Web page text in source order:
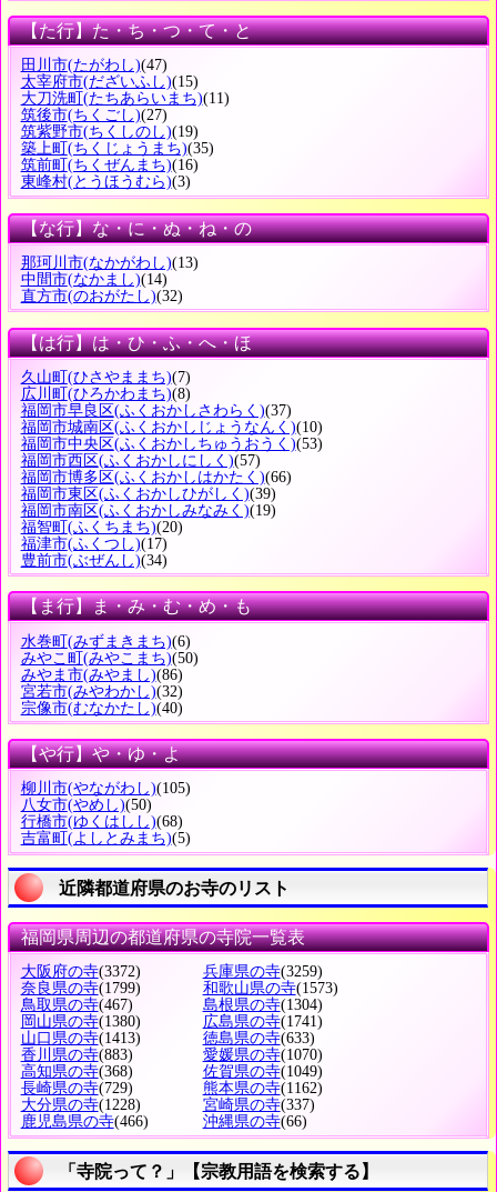
【た行】た・ち・つ・て・と
田川市(たがわし)(47)
太宰府市(だざいふし)(15)
大刀洗町 (たちあらいまち)(11)
筑後市(ちくごし)(27)
筑紫野市(ちくしのし)(19)
築上町 (ちくじょうまち)(35)
筑前町 (ちくぜんまち)(16)
東峰村(とうほうむら)(3)
【な行】な・に・ぬ・ね・の
那珂川市(なかがわし)(13)
中間市(なかまし)(14)
直方市(のおがたし)(32)
【は行】は・ひ・ふ・へ・ほ
久山町 (ひさやままち)(7)
広川町 (ひろかわまち)(8)
福岡市早良区(ふくおかしさわらく)(37)
福岡市城南区(ふくおかしじょうなんく)(10)
福岡市中央区(ふくおかしちゅうおうく)(53)
福岡市西区(ふくおかしにしく)(57)
福岡市博多区(ふくおかしはかたく)(66)
福岡市東区(ふくおかしひがしく)(39)
福岡市南区(ふくおかしみなみく)(19)
福智町 (ふくちまち)(20)
福津市(ふくつし)(17)
豊前市(ぶぜんし)(34)
【ま行】ま・み・む・め・も
水巻町(みずまきまち)(6)
みやこ町(みやこまち)(50)
みやま市(みやまし)(86)
宮若市(みやわかし)(32)
宗像市(むなかたし)(40)
【や行】や・ゆ・よ
柳川市(やながわし)(105)
八女市(やめし)(50)
行橋市(ゆくはしし)(68)
吉富町 (よしとみまち)(5)
近隣都道府県のお寺のリスト
福岡県周辺の都道府県の寺院一覧表
大阪府の寺(3372) 兵庫県の寺(3259)
奈良県の寺(1799) 和歌山県の寺(1573)
鳥取県の寺(467) 島根県の寺(1304)
岡山県の寺(1380) 広島県の寺(1741)
山口県の寺(1413) 徳島県の寺(633)
香川県の寺(883) 愛媛県の寺(1070)
高知県の寺(368) 佐賀県の寺(1049)
長崎県の寺(729) 熊本県の寺(1162)
大分県の寺(1228) 宮崎県の寺(337)
鹿児島県の寺(466) 沖縄県の寺(66)
「寺院って？」【宗教用語を検索する】